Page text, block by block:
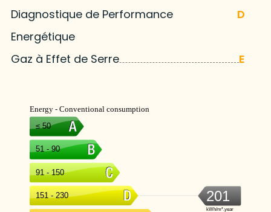
Diagnostique de Performance
Energétique
D
Gaz à Effet de Serre E